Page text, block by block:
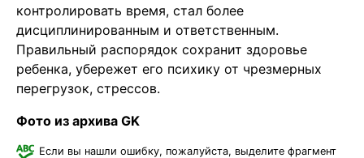
контролировать время, стал более
дисциплинированным и ответственным.
Правильный распорядок сохранит здоровье
ребенка, убережет его психику от чрезмерных
перегрузок, стрессов.
Фото из архива GK
Если вы нашли ошибку, пожалуйста, выделите фрагмент